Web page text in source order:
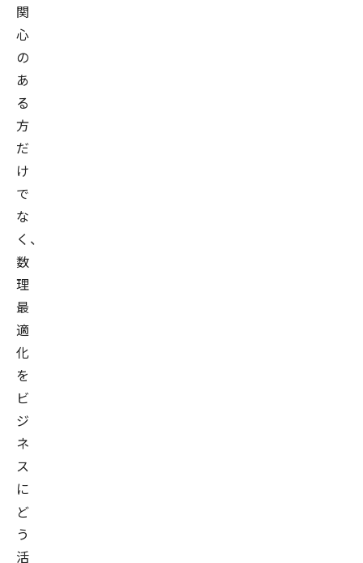
関
心
の
あ
る
方
だ
け
で
な
く、
数
理
最
適
化
を
ビ
ジ
ネ
ス
に
ど
う
活